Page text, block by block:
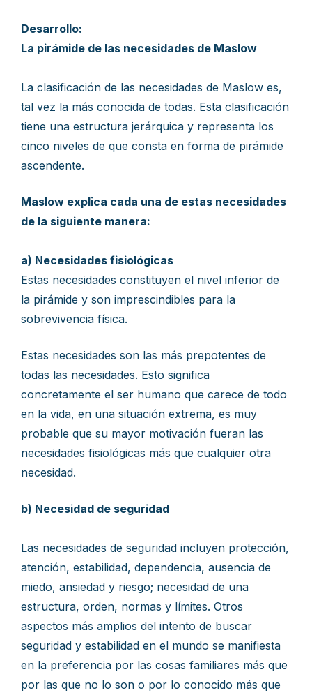
Desarrollo:
La pirámide de las necesidades de Maslow
La clasificación de las necesidades de Maslow es,
tal vez la más conocida de todas. Esta clasificación
tiene una estructura jerárquica y representa los
cinco niveles de que consta en forma de pirámide
ascendente.
Maslow explica cada una de estas necesidades
de la siguiente manera:
a) Necesidades fisiológicas
Estas necesidades constituyen el nivel inferior de
la pirámide y son imprescindibles para la
sobrevivencia física.
Estas necesidades son las más prepotentes de
todas las necesidades. Esto significa
concretamente el ser humano que carece de todo
en la vida, en una situación extrema, es muy
probable que su mayor motivación fueran las
necesidades fisiológicas más que cualquier otra
necesidad.
b) Necesidad de seguridad
Las necesidades de seguridad incluyen protección,
atención, estabilidad, dependencia, ausencia de
miedo, ansiedad y riesgo; necesidad de una
estructura, orden, normas y límites. Otros
aspectos más amplios del intento de buscar
seguridad y estabilidad en el mundo se manifiesta
en la preferencia por las cosas familiares más que
por las que no lo son o por lo conocido más que